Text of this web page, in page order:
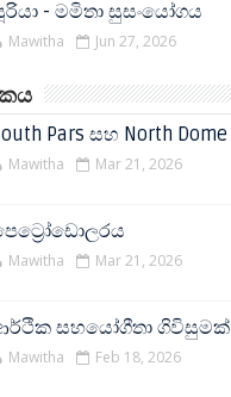
- මමිතා සුසංයෝගය
Mawitha Jun 27, 2026
Pars සහ North Dome
Mawitha Mar 21, 2026
Mawitha Mar 21, 2026
සහයෝගීතා ගිවිසුමක්
Mawitha Feb 18, 2026